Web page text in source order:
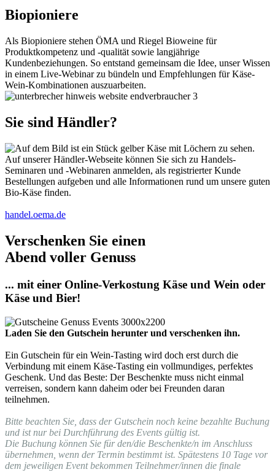
Biopioniere
Als Biopioniere stehen ÖMA und Riegel Bioweine für
Produktkompetenz und -qualität sowie langjährige
Kundenbeziehungen. So entstand gemeinsam die Idee, unser Wissen
in einem Live-Webinar zu bündeln und Empfehlungen für Käse-
Wein-Kombinationen auszuarbeiten.
Sie sind Händler?
Auf unserer Händler-Webseite können Sie sich zu Handels-
Seminaren und -Webinaren anmelden, als registrierter Kunde
Bestellungen aufgeben und alle Informationen rund um unsere guten
Bio-Käse finden.
handel.oema.de
Verschenken Sie einen
Abend voller Genuss
... mit einer Online-Verkostung Käse und Wein oder
Käse und Bier!
Laden Sie den Gutschein herunter und verschenken ihn.
Ein Gutschein für ein Wein-Tasting wird doch erst durch die
Verbindung mit einem Käse-Tasting ein vollmundiges, perfektes
Geschenk. Und das Beste: Der Beschenkte muss nicht einmal
verreisen, sondern kann daheim oder bei Freunden daran
teilnehmen.
Bitte beachten Sie, dass der Gutschein noch keine bezahlte Buchung
und ist nur bei Durchführung des Events gültig ist.
Die Buchung können Sie für den/die Beschenkte/n im Anschluss
übernehmen, wenn der Termin bestimmt ist. Spätestens 10 Tage vor
dem jeweiligen Event bekommen Teilnehmer/innen die finale